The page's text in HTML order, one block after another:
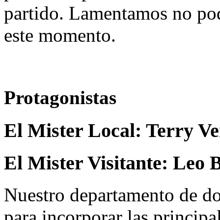
partido. Lamentamos no
este momento.
Protagonistas
El Mister Local: Terry
El Mister Visitante: Leo
Nuestro departamento de